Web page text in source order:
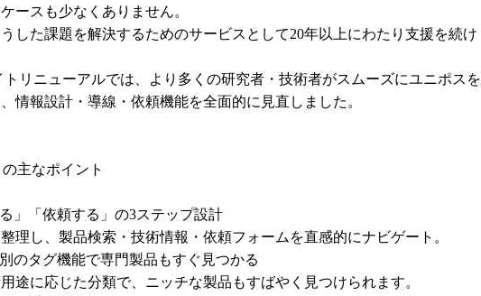
ースも少なくありません。
した課題を解決するためのサービスとして20年以上にわたり支援を続け
リニューアルでは、より多くの研究者・技術者がスムーズにユニポスを
情報設計・導線・依頼機能を全面的に見直しました。
主なポイント
」「依頼する」の3ステップ設計
理し、製品検索・技術情報・依頼フォームを直感的にナビゲート。
のタグ機能で専門製品もすぐ見つかる
途に応じた分類で、ニッチな製品もすばやく見つけられます。